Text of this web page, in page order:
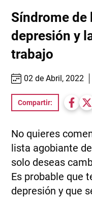
Síndrome de
depresión y
trabajo
02 de Abril, 2022
Compartir:
No quieres
lista agobiante
solo deseas
Es probable que
depresión y que